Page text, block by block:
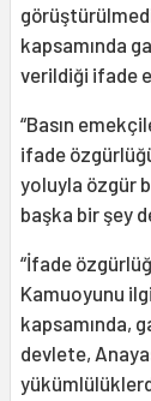
kapsamında
verildiği ifade
“Basın
ifade
yoluyla özgür
başka bir şey
“İfade
Kamuoyunu
kapsamında,
devlete,